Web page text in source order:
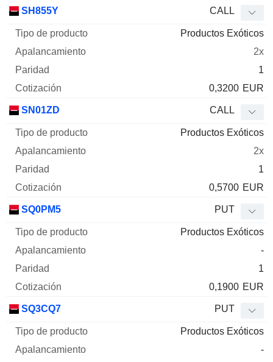
SH855Y CALL
Productos Exóticos
2x
1
0,3200 EUR
SN01ZD CALL
Productos Exóticos
2x
1
0,5700 EUR
SQ0PM5 PUT
Productos Exóticos
-
1
0,1900 EUR
SQ3CQ7 PUT
Productos Exóticos
-